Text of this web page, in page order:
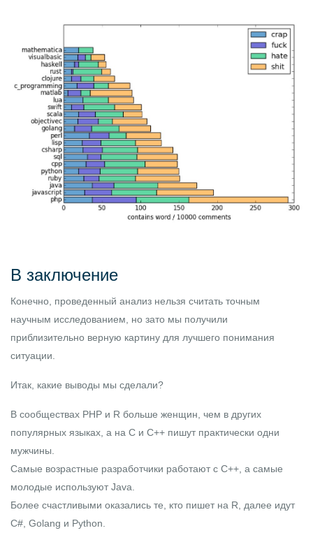
В заключение
Конечно, проведенный анализ нельзя считать точным
научным исследованием, но зато мы получили
приблизительно верную картину для лучшего понимания
ситуации.
Итак, какие выводы мы сделали?
В сообществах PHP и R больше женщин, чем в других
популярных языках, а на С и С++ пишут практически одни
мужчины.
Самые возрастные разработчики работают с С++, а самые
молодые используют Java.
Более счастливыми оказались те, кто пишет на R, далее идут
C#, Golang и Python.